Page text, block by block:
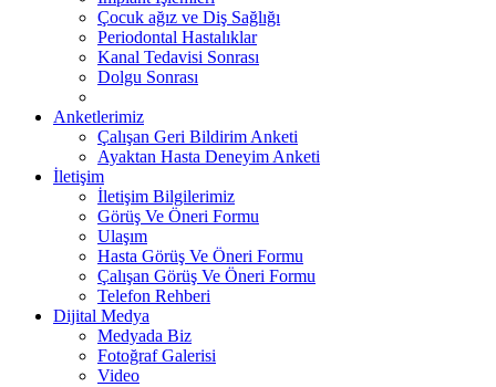
Çocuk ağız ve Diş Sağlığı
Periodontal Hastalıklar
Kanal Tedavisi Sonrası
Dolgu Sonrası
Anketlerimiz
Çalışan Geri Bildirim Anketi
Ayaktan Hasta Deneyim Anketi
İletişim
İletişim Bilgilerimiz
Görüş Ve Öneri Formu
Ulaşım
Hasta Görüş Ve Öneri Formu
Çalışan Görüş Ve Öneri Formu
Telefon Rehberi
Dijital Medya
Medyada Biz
Fotoğraf Galerisi
Video